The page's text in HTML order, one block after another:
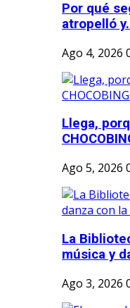
Por qué
atropelló
Ago 4, 2026
Llega,
Ago 5, 2026
La
música y
Ago 3, 2026